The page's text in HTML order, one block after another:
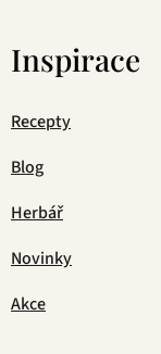
Inspirace
Recepty
Blog
Herbář
Novinky
Akce